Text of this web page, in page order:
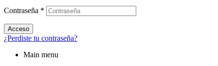
Contraseña *
Acceso
¿Perdiste tu contraseña?
Main menu